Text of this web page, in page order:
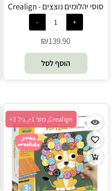
סוסי יהלומים נוצצים - Crealign
₪139.90
הוסף לסל
Crealign, מש' 1+, גיל 3+